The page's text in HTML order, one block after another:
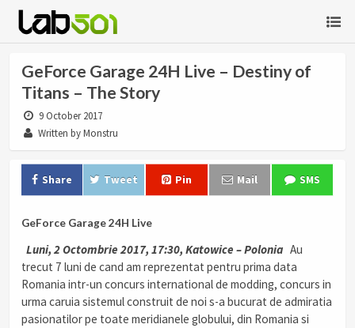
GeForce Garage 24H Live – Destiny of
Titans – The Story
9 October 2017
Written by Monstru
Share Tweet Pin Mail SMS
GeForce Garage 24H Live
Luni, 2 Octombrie 2017, 17:30, Katowice – Polonia Au
trecut 7 luni de cand am reprezentat pentru prima data
Romania intr-un concurs international de modding, concurs in
urma caruia sistemul construit de noi s-a bucurat de admiratia
pasionatilor pe toate meridianele globului, din Romania si